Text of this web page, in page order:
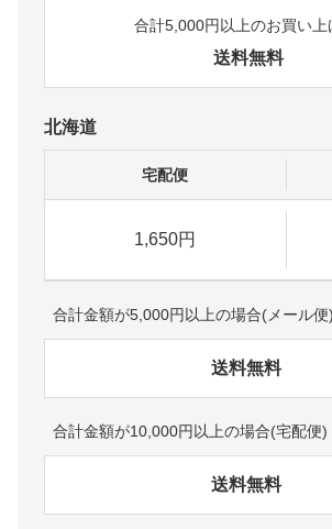
合計5,000円以上のお買い上
送料無料
北海道
宅配便
1,650円
合計金額が5,000円以上の場合(メール便)
送料無料
合計金額が10,000円以上の場合(宅配便)
送料無料